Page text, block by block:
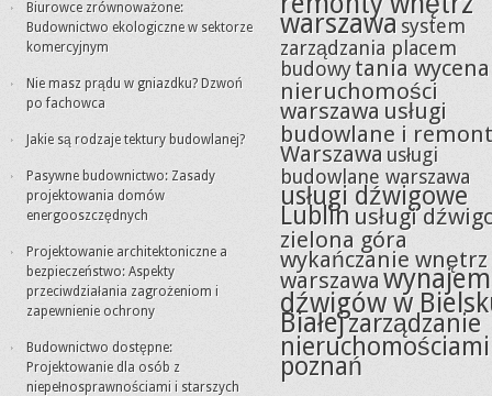
Biurowce zrównoważone:
Budownictwo ekologiczne w sektorze
komercyjnym
Nie masz prądu w gniazdku? Dzwoń
po fachowca
Jakie są rodzaje tektury budowlanej?
Pasywne budownictwo: Zasady
projektowania domów
energooszczędnych
Projektowanie architektoniczne a
bezpieczeństwo: Aspekty
przeciwdziałania zagrożeniom i
zapewnienie ochrony
Budownictwo dostępne:
Projektowanie dla osób z
niepełnosprawnościami i starszych
warszawasystem
zarządzania placem
budowytania wycena
nieruchomości
warszawa usługi
budowlane i
Warszawa usługi
budowlane warszawa
usługi dźwigowe
Lublin usługi
zielona góra
wykańczanie wnętrz
warszawawynajem
dźwigów w
Białejzarządzanie
nieruchomościami
poznań